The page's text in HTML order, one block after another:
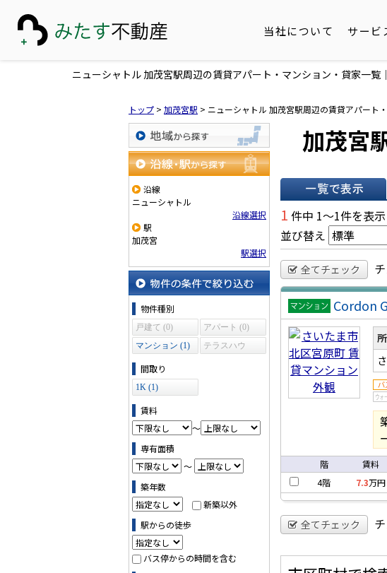
当社について サービ
ニューシャトル 加茂宮駅周辺の賃貸アパート・マンション・貸家一覧
トップ > 加茂宮駅 > ニューシャトル 加茂宮駅周辺の賃貸アパート
地域から探す
沿線・駅から探す
沿線
ニューシャトル
沿線選択
駅
加茂宮
駅選択
物件の条件で絞り込む
物件種別
戸建て (0)
アパート (0)
マンション (1)
テラスハウ
間取り
1K (1)
賃料
～
専有面積
～
築年数
新築以外
駅からの徒歩
バス停からの時間を含む
加茂宮
一覧で表示
1 件中 1～1件を表示
並び替え
全てチェック
賃貸マ
ンショ
ン
Cordon
階 賃料
4階
7.3万円
全てチェック